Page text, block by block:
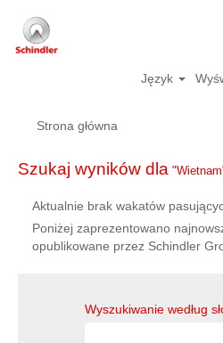
Język
Strona główna
Szukaj wyników dla
Aktualnie brak wakatów
Poniżej zaprezentowano
opublikowane przez Schindler
Wyszukiwanie według